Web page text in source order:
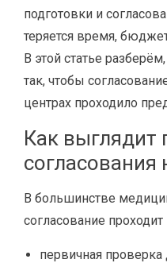
подготовки и
теряется время,
В этой статье
так, чтобы
центрах проходило
Как выглядит
согласования
В большинстве
согласование
первичная проверка